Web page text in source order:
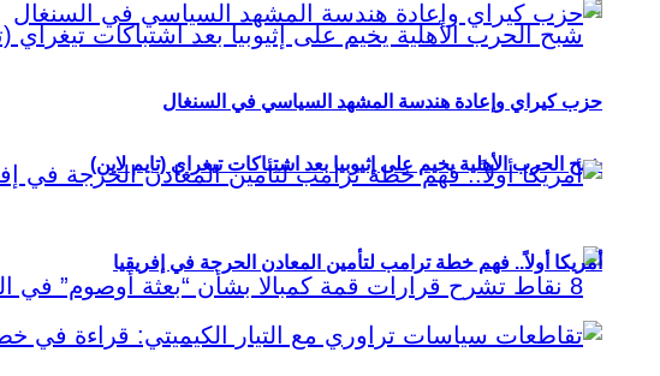
شبح الحرب الأهلية يخيم على إثيوبيا بعد اشتباكات تيغراي (تايم لاين)
حزب كيراي وإعادة هندسة المشهد السياسي في السنغال
أمريكا أولاً.. فهم خطة ترامب لتأمين المعادن الحرجة في إفريقيا